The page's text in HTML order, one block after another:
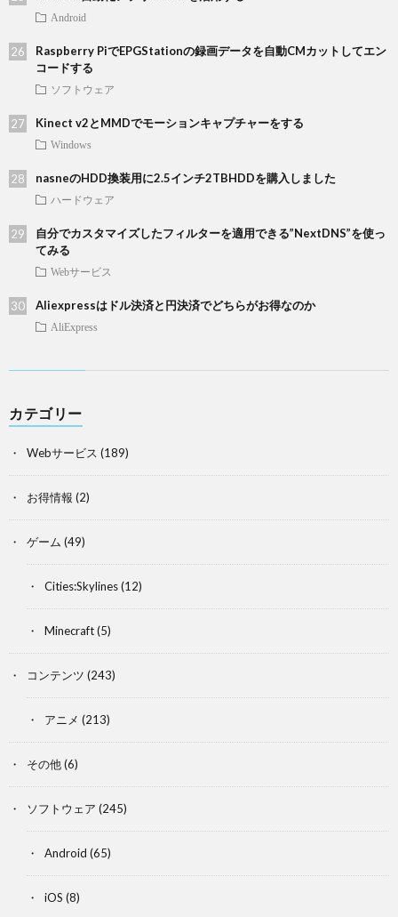
Android
Raspberry PiでEPGStationの録画データを自動CMカットしてエン
コードする
ソフトウェア
Kinect v2とMMDでモーションキャプチャーをする
Windows
nasneのHDD換装用に2.5インチ2TBHDDを購入しました
ハードウェア
自分でカスタマイズしたフィルターを適用できる”NextDNS”を使っ
てみる
Webサービス
Aliexpressはドル決済と円決済でどちらがお得なのか
AliExpress
カテゴリー
Webサービス (189)
お得情報 (2)
ゲーム (49)
Cities:Skylines(12)
Minecraft(5)
コンテンツ (243)
アニメ (213)
その他(6)
ソフトウェア (245)
Android (65)
iOS (8)